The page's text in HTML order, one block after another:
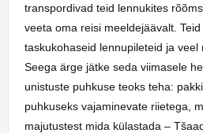
transpordivad teid lennukites
veeta oma reisi meeldejäävalt.
taskukohaseid lennupileteid ja veel
Seega ärge jätke seda viimasele
unistuste puhkuse teoks teha:
puhkuseks vajaminevate riietega,
majutustest mida külastada –